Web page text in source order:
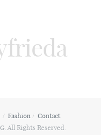
Fashion
Contact
All Rights Reserved.